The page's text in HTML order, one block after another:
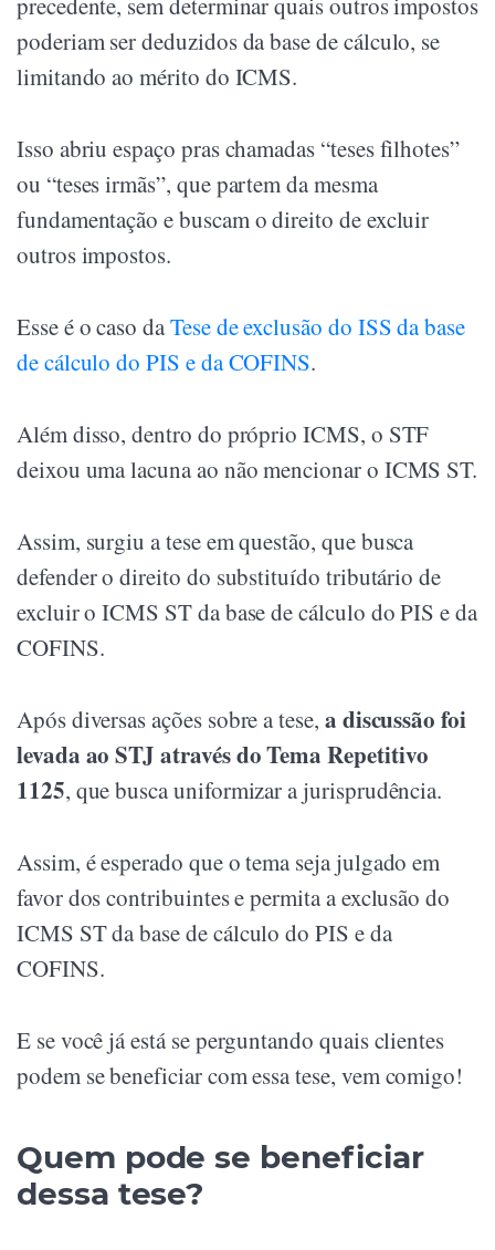
poderiam ser deduzidos da base de cálculo, se
limitando ao mérito do ICMS.
Isso abriu espaço pras chamadas “teses filhotes”
ou “teses irmãs”, que partem da mesma
fundamentação e buscam o direito de excluir
outros impostos.
Esse é o caso daTese de exclusão do ISS da base
de cálculo do PIS e da COFINS.
Além disso, dentro do próprio ICMS, o STF
deixou uma lacuna ao não mencionar o ICMS ST.
Assim, surgiu a tese em questão, que busca
defender o direito do substituído tributário de
excluir o ICMS ST da base de cálculo do PIS e da
COFINS.
Após diversas ações sobre a tese, a discussão foi
levada ao STJ através do Tema Repetitivo
1125, que busca uniformizar a jurisprudência.
Assim, é esperado que o tema seja julgado em
favor dos contribuintes e permita a exclusão do
ICMS ST da base de cálculo do PIS e da
COFINS.
E se você já está se perguntando quais clientes
podem se beneficiar com essa tese, vem comigo!
Quem pode se beneficiar
dessa tese?